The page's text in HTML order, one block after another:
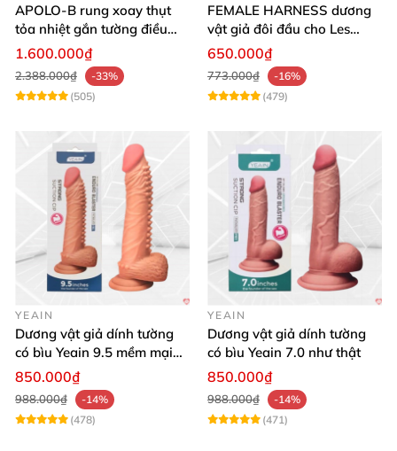
APOLO-B rung xoay thụt
tỏa nhiệt gắn tường điều
khiển từ xa đa chế độ
1.600.000₫
2.388.000₫
-33%
(505)
FEMALE HARNESS dương
vật giả đôi đầu cho Les
massage cực sướng
650.000₫
773.000₫
-16%
(479)
YEAIN
Dương vật giả dính tường
có bìu Yeain 9.5 mềm mại
thật
850.000₫
988.000₫
-14%
(478)
YEAIN
Dương vật giả dính tường
có bìu Yeain 7.0 như thật
850.000₫
988.000₫
-14%
(471)